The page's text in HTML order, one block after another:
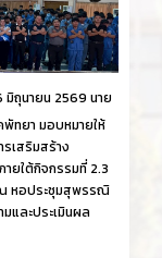
มิถุนายน​ 2569 นาย
ทยา มอบหมายให้
เสริมสร้าง
ยใต้กิจกรรมที่ 2.3
หอประชุมสุพรรณิ
และประเมินผล